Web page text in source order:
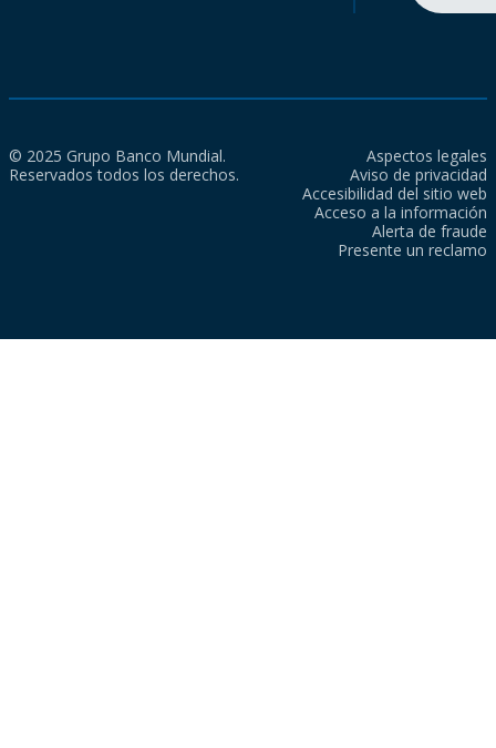
© 2025 Grupo Banco Mundial.
Reservados todos los derechos.
Aspectos legales
Aviso de privacidad
Accesibilidad del sitio web
Acceso a la información
Alerta de fraude
Presente un reclamo